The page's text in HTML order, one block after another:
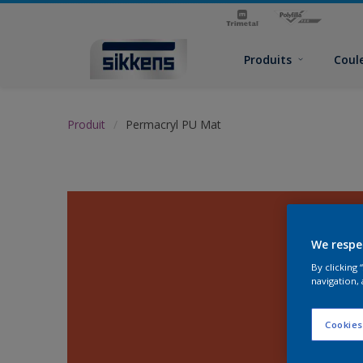
Produits
Produit Permacryl PU Mat
We
By clicking
navigation,